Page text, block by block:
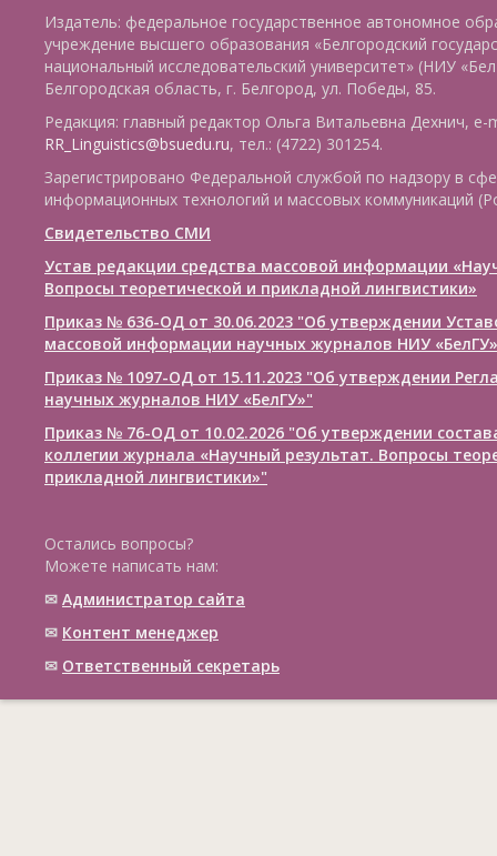
Издатель: федеральное государственное автономное
учреждение высшего образования «Белгородский
национальный исследовательский университет» (НИУ
Белгородская область, г. Белгород, ул. Победы, 85.
Редакция: главный редактор Ольга Витальевна Дехнич, e-
RR_Linguistics@bsuedu.ru, тел.: (4722) 301254.
Зарегистрировано Федеральной службой по надзору в
информационных технологий и массовых коммуникаций
Свидетельство СМИ
Устав редакции средства массовой информации
Вопросы теоретической и прикладной лингвистики»
Приказ № 636-ОД от 30.06.2023 "Об утверждении
массовой информации научных журналов НИУ «БелГУ»
Приказ № 1097-ОД от 15.11.2023 "Об утверждении
научных журналов НИУ «БелГУ»"
Приказ № 76-ОД от 10.02.2026 "Об утверждении
коллегии журнала «Научный результат. Вопросы
прикладной лингвистики»"
Остались вопросы?
Можете написать нам:
✉ Администратор сайта
✉ Контент менеджер
✉ Ответственный cекретарь